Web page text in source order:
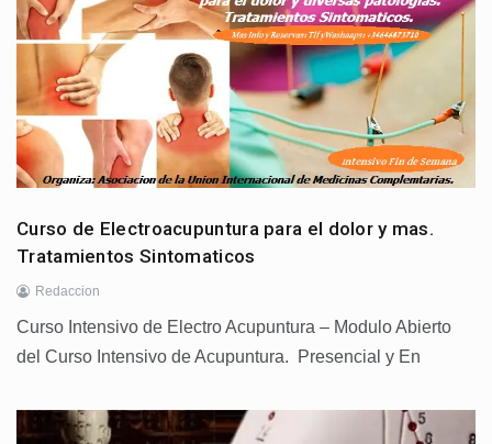
Curso de Electroacupuntura para el dolor y mas.
Tratamientos Sintomaticos
Redaccion
Curso Intensivo de Electro Acupuntura – Modulo Abierto
del Curso Intensivo de Acupuntura. Presencial y En